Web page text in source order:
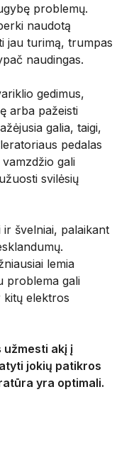
problemų.
naudotą
jau turimą, trumpas
naudingas.
gedimus,
arba pažeisti
galia, taigi,
pedalas
gali
svilėsių
švelniai, palaikant
lemia
problema gali
kitų elektros
užmesti akį į
jokių patikros
yra optimali.